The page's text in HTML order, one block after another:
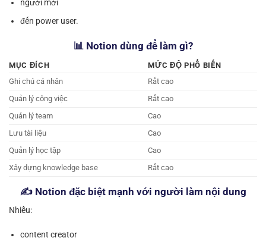
người mới
đến power user.
📊 Notion dùng để làm gì?
MỤC ĐÍCH
MỨC ĐỘ PHỔ BIẾN
Ghi chú cá nhân
Rất cao
Quản lý công việc
Rất cao
Quản lý team
Cao
Lưu tài liệu
Cao
Quản lý học tập
Cao
Xây dựng knowledge base
Rất cao
✍️ Notion đặc biệt mạnh với người làm nội dung
Nhiều:
content creator